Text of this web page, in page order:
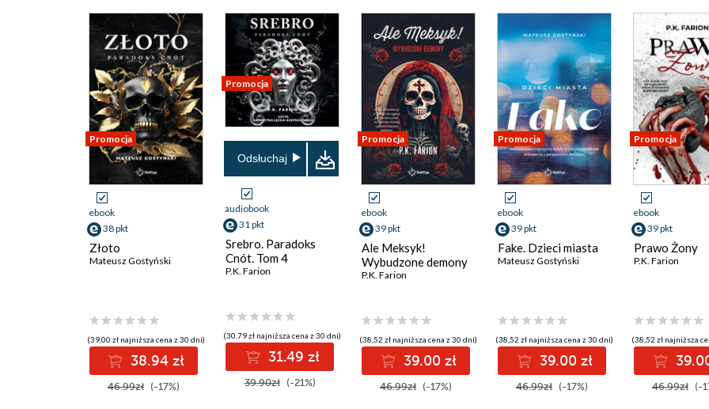
Promocja
ebook
38 pkt
Złoto
Mateusz Gostyński
(39,00 zł najniższa cena z 30 dni)
38.94 zł
46.99zł (-17%)
Promocja
Odsłuchaj
audiobook
31 pkt
Srebro. Paradoks
Cnót. Tom 4
P.K. Farion
(30,79 zł najniższa cena z 30 dni)
31.49 zł
39.90zł (-21%)
Promocja
ebook
39 pkt
Ale Meksyk!
Wybudzone demony
P.K. Farion
(38,52 zł najniższa cena z 30 dni)
39.00 zł
46.99zł (-17%)
Promocja
ebook
39 pkt
Fake. Dzieci miasta
Mateusz Gostyński
(38,52 zł najniższa cena z 30 dni)
39.00 zł
46.99zł (-17%)
Promocja
ebook
39 pkt
Prawo Żony
P.K. Farion
(38,52 zł najniższa
46.99zł (-